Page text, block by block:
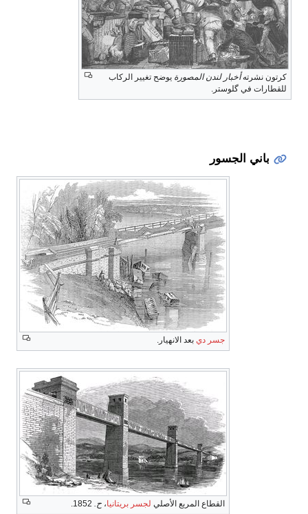
كرتون نشرتهأخبار لندن المصورة يوضح تغيير الركاب
للقطارات في گلوستر.
باني الجسور
جسر دي بعد الانهيار.
القطاع المربع الأصلي لجسر بريتانيا، ح.